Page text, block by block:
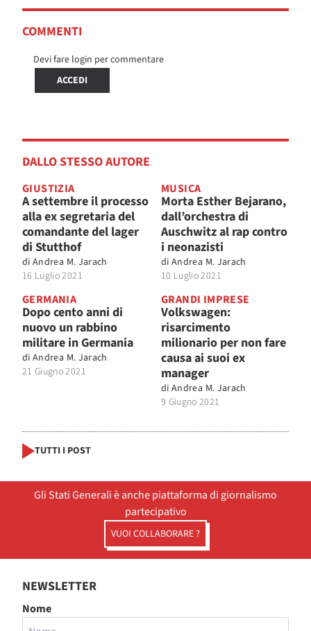
COMMENTI
Devi fare login per commentare
ACCEDI
DALLO STESSO AUTORE
GIUSTIZIA
A settembre il processo
alla ex segretaria del
comandante del lager
di Stutthof
di Andrea M. Jarach
16 Luglio 2021
MUSICA
Morta Esther Bejarano,
dall’orchestra di
Auschwitz al rap contro
i neonazisti
di Andrea M. Jarach
10 Luglio 2021
GERMANIA
Dopo cento anni di
nuovo un rabbino
militare in Germania
di Andrea M. Jarach
21 Giugno 2021
GRANDI IMPRESE
Volkswagen:
risarcimento
milionario per non fare
causa ai suoi ex
manager
di Andrea M. Jarach
9 Giugno 2021
TUTTI I POST
Gli Stati Generali è anche piattaforma di giornalismo
partecipativo
VUOI COLLABORARE ?
NEWSLETTER
Nome